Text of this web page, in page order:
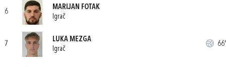
6
MARIJAN FOTAK
Igrač
7
LUKA MEZGA
Igrač
66'